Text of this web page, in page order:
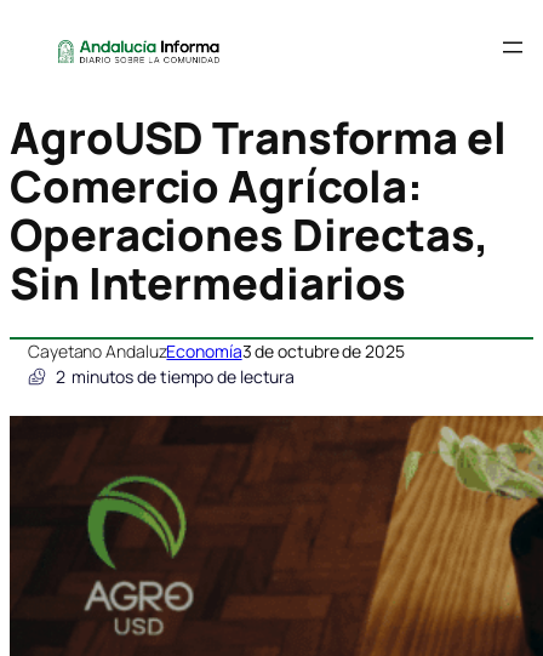
AgroUSD Transforma el
Comercio Agrícola:
Operaciones Directas,
Sin Intermediarios
Cayetano AndaluzEconomía3 de octubre de 2025
2 minutos de tiempo de lectura